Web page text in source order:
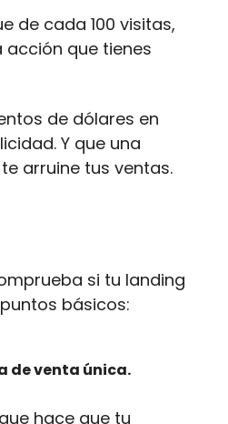
de cada 100 visitas,
acción que tienes
de dólares en
Y que una
arruine tus ventas.
si tu landing
básicos:
de venta única.
hace que tu